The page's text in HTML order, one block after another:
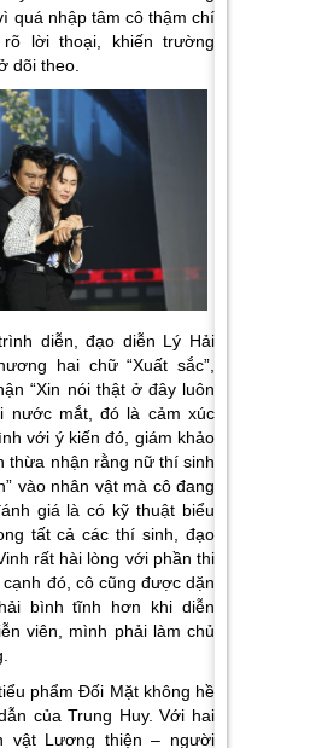
quá nhập tâm cô thậm chí
lời thoại, khiến trường
dõi theo.
diễn, đạo diễn Lý Hải
hai chữ“Xuất sắc”,
“Xin nói thật ở đây luôn
nước mắt, đó là cảm xúc
với ý kiến đó, giám khảo
thừa nhận rằng nữ thí sinh
vào nhân vật mà cô đang
giá là có kỹ thuật biểu
tất cả các thí sinh, đạo
rất hài lòng với phần thi
đó, cô cũng được dặn
bình tĩnh hơn khi diễn
viên, mình phải làm chủ
phẩmĐối Mặt không hề
của Trung Huy. Với hai
vật Lương thiện – người